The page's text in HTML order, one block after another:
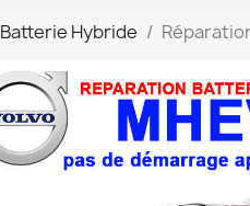
Batterie Hybride